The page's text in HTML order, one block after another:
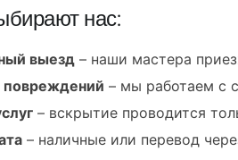
нас:
выезд – наши мастера
повреждений – мы работаем с
– вскрытие проводится
– наличные или перевод